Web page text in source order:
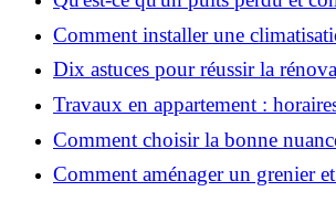
Comment installer une
coût, étapes et conseils ?
Dix astuces pour réussir la
appartement
Travaux en appartement :
et bonnes pratiques
Comment choisir la bonne
décoration et éviter les pièges ?
Comment aménager un grenier